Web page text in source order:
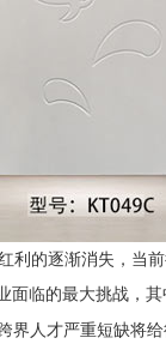
利的逐渐消失，当
面临的最大挑战，
人才严重短缺将给